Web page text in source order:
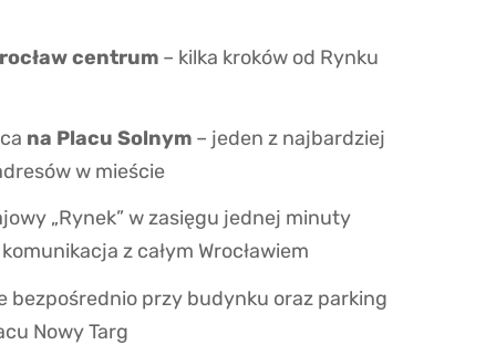
centrum – kilka kroków od Rynku
na Placu Solnym – jeden z najbardziej
w mieście
„Rynek” w zasięgu jednej minuty
z całym Wrocławiem
bezpośrednio przy budynku oraz parking
Nowy Targ